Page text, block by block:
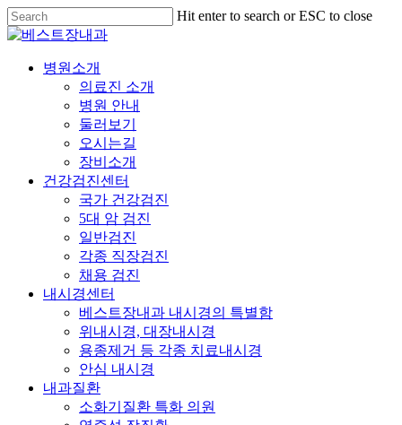
Skip
to
main
content
Hit enter to search or ESC to close
Close
Menu
병원소개
의료진 소개
병원 안내
둘러보기
오시는길
장비소개
건강검진센터
국가 건강검진
5대 암 검진
일반검진
각종 직장검진
채용 검진
내시경센터
베스트장내과 내시경의 특별함
위내시경, 대장내시경
용종제거 등 각종 치료내시경
안심 내시경
내과질환
소화기질환 특화 의원